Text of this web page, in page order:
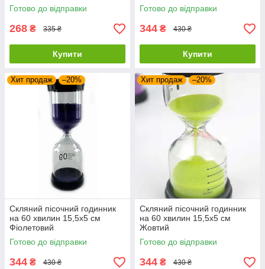
Готово до відправки
268 ₴ 335 ₴
Купити
Готово до відправки
344 ₴ 430 ₴
Купити
Хит продаж –20%
Скляний пісочний годинник
на 60 хвилин 15,5х5 см
Фіолетовий
Готово до відправки
344 ₴ 430 ₴
Хит продаж –20%
Скляний пісочний годинник
на 60 хвилин 15,5х5 см
Жовтий
Готово до відправки
344 ₴ 430 ₴